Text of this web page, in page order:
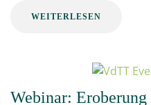
WEITERLESEN
Webinar: Eroberung